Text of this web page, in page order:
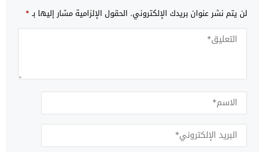
لن يتم نشر عنوان بريدك الإلكتروني. الحقول الإلزامية مشار إليها بـ*